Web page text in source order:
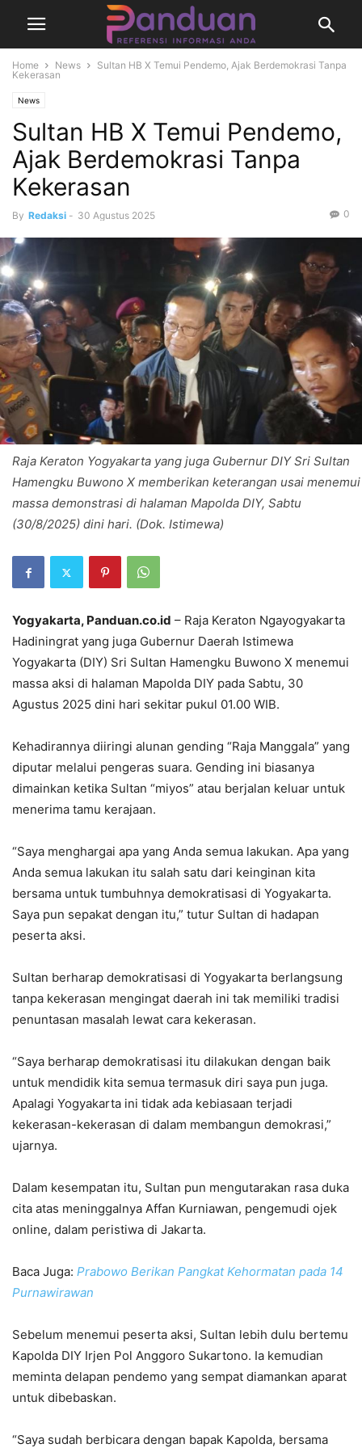
Home News
Sultan HB X Temui Pendemo, Ajak Berdemokrasi Tanpa
Kekerasan
News
Sultan HB X Temui Pendemo,
Ajak Berdemokrasi Tanpa
Kekerasan
By Redaksi - 30 Agustus 2025 0
Raja Keraton Yogyakarta yang juga Gubernur DIY Sri Sultan
Hamengku Buwono X memberikan keterangan usai menemui
massa demonstrasi di halaman Mapolda DIY, Sabtu
(30/8/2025) dini hari. (Dok. Istimewa)
Yogyakarta, Panduan.co.id – Raja Keraton Ngayogyakarta
Hadiningrat yang juga Gubernur Daerah Istimewa
Yogyakarta (DIY) Sri Sultan Hamengku Buwono X menemui
massa aksi di halaman Mapolda DIY pada Sabtu, 30
Agustus 2025 dini hari sekitar pukul 01.00 WIB.
Kehadirannya diiringi alunan gending “Raja Manggala” yang
diputar melalui pengeras suara. Gending ini biasanya
dimainkan ketika Sultan “miyos” atau berjalan keluar untuk
menerima tamu kerajaan.
“Saya menghargai apa yang Anda semua lakukan. Apa yang
Anda semua lakukan itu salah satu dari keinginan kita
bersama untuk tumbuhnya demokratisasi di Yogyakarta.
Saya pun sepakat dengan itu,” tutur Sultan di hadapan
peserta aksi.
Sultan berharap demokratisasi di Yogyakarta berlangsung
tanpa kekerasan mengingat daerah ini tak memiliki tradisi
penuntasan masalah lewat cara kekerasan.
“Saya berharap demokratisasi itu dilakukan dengan baik
untuk mendidik kita semua termasuk diri saya pun juga.
Apalagi Yogyakarta ini tidak ada kebiasaan terjadi
kekerasan-kekerasan di dalam membangun demokrasi,”
ujarnya.
Dalam kesempatan itu, Sultan pun mengutarakan rasa duka
cita atas meninggalnya Affan Kurniawan, pengemudi ojek
online, dalam peristiwa di Jakarta.
Baca Juga: Prabowo Berikan Pangkat Kehormatan pada 14
Purnawirawan
Sebelum menemui peserta aksi, Sultan lebih dulu bertemu
Kapolda DIY Irjen Pol Anggoro Sukartono. Ia kemudian
meminta delapan pendemo yang sempat diamankan aparat
untuk dibebaskan.
“Saya sudah berbicara dengan bapak Kapolda, bersama